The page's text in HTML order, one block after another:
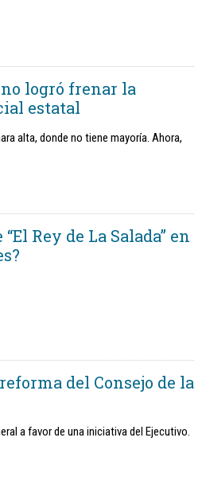
logró frenar la
estatal
alta, donde no tiene mayoría. Ahora,
Rey de La Salada” en
del Consejo de la
a favor de una iniciativa del Ejecutivo.